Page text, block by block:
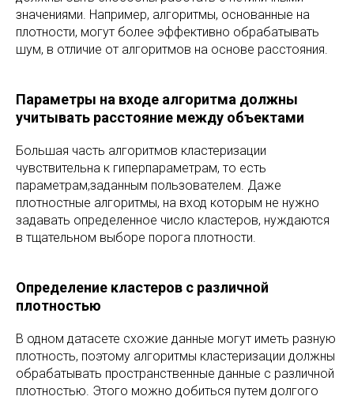
значениями. Например, алгоритмы, основанные на
плотности, могут более эффективно обрабатывать
шум, в отличие от алгоритмов на основе расстояния.
Параметры на входе алгоритма должны
учитывать расстояние между объектами
Большая часть алгоритмов кластеризации
чувствительна к гиперпараметрам, то есть
параметрам,заданным пользователем. Даже
плотностные алгоритмы, на вход которым не нужно
задавать определенное число кластеров, нуждаются
в тщательном выборе порога плотности.
Определение кластеров с различной
плотностью
В одном датасете схожие данные могут иметь разную
плотность, поэтому алгоритмы кластеризации должны
обрабатывать пространственные данные с различной
плотностью. Этого можно добиться путем долгого